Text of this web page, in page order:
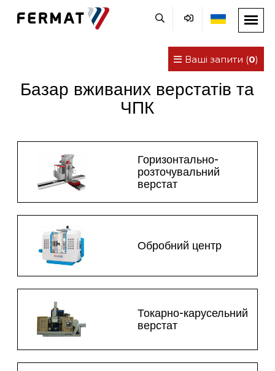
Ваші запити (0)
Базар вживаних верстатів та
ЧПК
Горизонтально-
розточувальний
верстат
Обробний центр
Токарно-карусельний
верстат